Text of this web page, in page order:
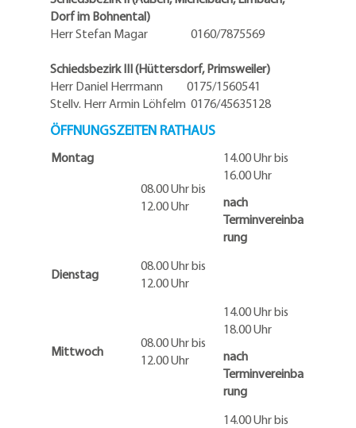
Dorf im Bohnental)
Herr Stefan Magar 0160/7875569
Schiedsbezirk III (Hüttersdorf, Primsweiler)
Herr Daniel Herrmann 0175/1560541
Stellv. Herr Armin Löhfelm 0176/45635128
ÖFFNUNGSZEITEN RATHAUS
Montag
08.00 Uhr bis
12.00 Uhr
14.00 Uhr bis
16.00 Uhr
nach
Terminvereinba
rung
Dienstag
08.00 Uhr bis
12.00 Uhr
Mittwoch
08.00 Uhr bis
12.00 Uhr
14.00 Uhr bis
18.00 Uhr
nach
Terminvereinba
rung
14.00 Uhr bis